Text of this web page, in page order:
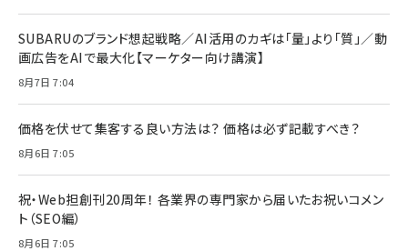
SUBARUのブランド想起戦略／AI活用のカギは「量」より「質」／動
画広告をAIで最大化【マーケター向け講演】
8月7日 7:04
価格を伏せて集客する良い方法は？ 価格は必ず記載すべき？
8月6日 7:05
祝・Web担創刊20周年！ 各業界の専門家から届いたお祝いコメン
ト（SEO編）
8月6日 7:05